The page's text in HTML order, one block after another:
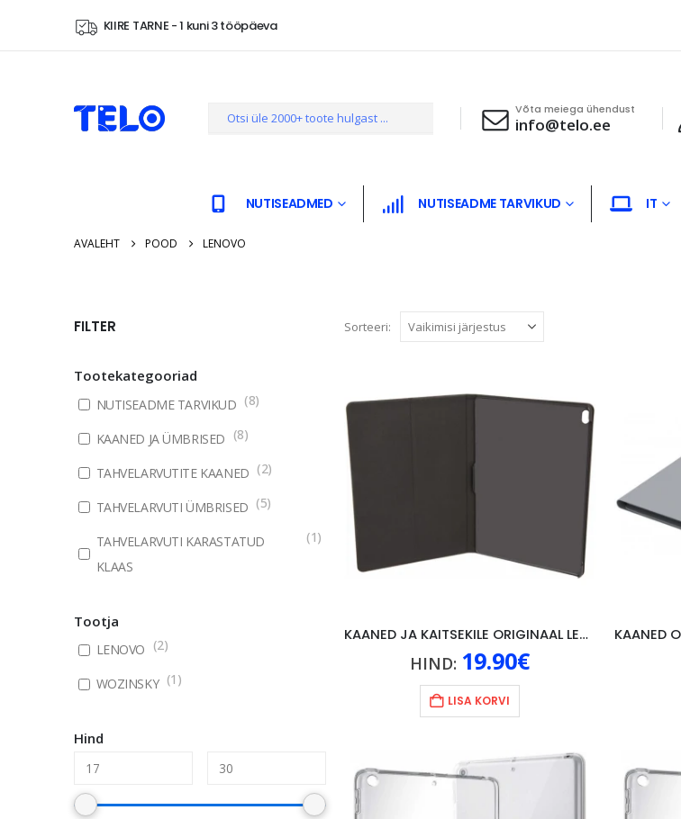
KIIRE TARNE - 1 kuni 3 tööpäeva
Võta meiega ühendust
info@telo.ee
NUTISEADMED NUTISEADME TARVIKUD IT
AVALEHT POOD LENOVO
Sorteeri:
KAANED JA KAITSEKILE ORIGINAAL LENOVO P10, MUST
HIND: 19.90€
LISA KORVI
FILTER
Tootekategooriad
NUTISEADME TARVIKUD (8)
KAANED JA ÜMBRISED (8)
TAHVELARVUTITE KAANED (2)
TAHVELARVUTI ÜMBRISED (5)
TAHVELARVUTI KARASTATUD
KLAAS
(1)
Tootja
LENOVO (2)
WOZINSKY (1 )
Hind